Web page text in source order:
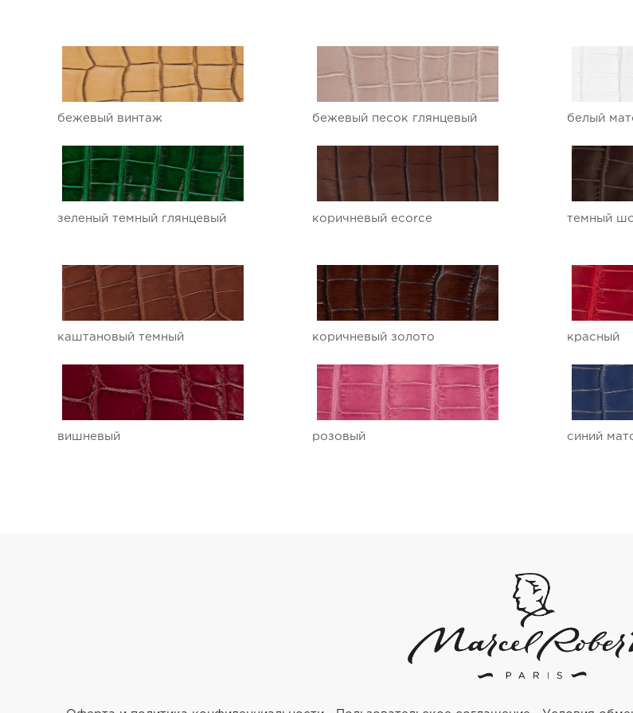
бежевый винтаж бежевый песок глянцевый белый
зеленый темный глянцевый коричневый ecorce темный
каштановый темный коричневый золото красный
вишневый розовый синий
Ремешки для часов Vacheron Constantin
Ремешки для часов Zenith